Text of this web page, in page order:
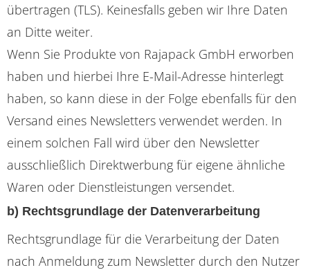
übertragen (TLS). Keinesfalls geben wir Ihre Daten
an Ditte weiter.
Wenn Sie Produkte von Rajapack GmbH erworben
haben und hierbei Ihre E-Mail-Adresse hinterlegt
haben, so kann diese in der Folge ebenfalls für den
Versand eines Newsletters verwendet werden. In
einem solchen Fall wird über den Newsletter
ausschließlich Direktwerbung für eigene ähnliche
Waren oder Dienstleistungen versendet.
b) Rechtsgrundlage der Datenverarbeitung
Rechtsgrundlage für die Verarbeitung der Daten
nach Anmeldung zum Newsletter durch den Nutzer